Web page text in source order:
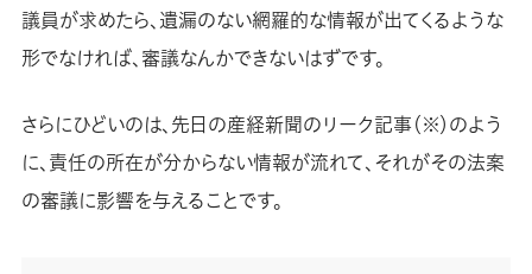
議員が求めたら、遺漏のない網羅的な情報が出てくるような
形でなければ、審議なんかできないはずです。
さらにひどいのは、先日の産経新聞のリーク記事（※）のよう
に、責任の所在が分からない情報が流れて、それがその法案
の審議に影響を与えることです。